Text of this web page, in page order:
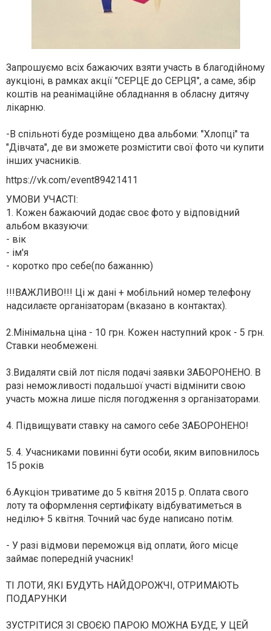
Запрошуємо всіх бажаючих взяти участь в благодійному
аукціоні, в рамках акції "СЕРЦЕ до СЕРЦЯ", а саме, збір
коштів на реанімаційне обладнання в обласну дитячу
лікарню.
-В спільноті буде розміщено два альбоми: "Хлопці" та
"Дівчата", де ви зможете розмістити свої фото чи купити
інших учасників.
https://vk.com/event89421411
УМОВИ УЧАСТІ:
1. Кожен бажаючий додає своє фото у відповідний
альбом вказуючи:
- вік
- ім'я
- коротко про себе(по бажанню)
!!!ВАЖЛИВО!!! Ці ж дані + мобільний номер телефону
надсилаєте організаторам (вказано в контактах).
2.Мінімальна ціна - 10 грн. Кожен наступний крок - 5 грн.
Ставки необмежені.
3.Видаляти свій лот після подачі заявки ЗАБОРОНЕНО. В
разі неможливості подальшої участі відмінити свою
участь можна лише після погодження з організаторами.
4. Підвищувати ставку на самого себе ЗАБОРОНЕНО!
5. 4. Учасниками повинні бути особи, яким виповнилось
15 років
6.Аукціон триватиме до 5 квітня 2015 р. Оплата свого
лоту та оформлення сертифікату відбуватиметься в
неділю+ 5 квітня. Точний час буде написано потім.
- У разі відмови переможця від оплати, його місце
займає попередній учасник!
ТІ ЛОТИ, ЯКІ БУДУТЬ НАЙДОРОЖЧІ, ОТРИМАЮТЬ
ПОДАРУНКИ
ЗУСТРІТИСЯ ЗІ СВОЄЮ ПАРОЮ МОЖНА БУДЕ, У ЦЕЙ